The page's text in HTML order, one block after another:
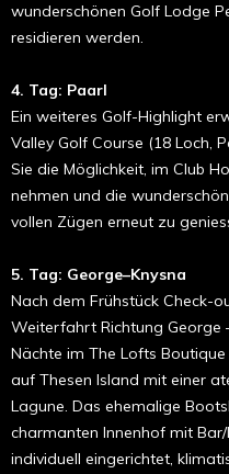
wunderschönen Golf Lodge
residieren werden.
4. Tag: Paarl
Ein weiteres Golf-Highlight
Valley Golf Course (18 Loch,
Sie die Möglichkeit, im Club
nehmen und die
vollen Zügen erneut zu
5. Tag: George–Knysna
Nach dem Frühstück Check-
Weiterfahrt Richtung George
Nächte im The Lofts
auf Thesen Island mit einer
Lagune. Das ehemalige
charmanten Innenhof mit
individuell eingerichtet,